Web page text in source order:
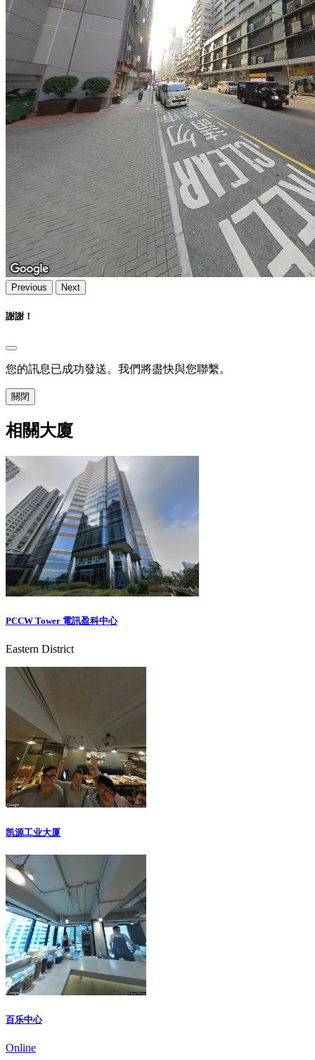
Previous Next
謝謝！
您的訊息已成功發送。我們將盡快與您聯繫。
關閉
相關大廈
PCCW Tower 電訊盈科中心
Eastern District
凯源工业大厦
百乐中心
Online